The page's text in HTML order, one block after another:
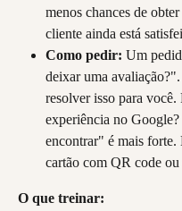
menos chances de
cliente ainda está
Como pedir: Um
deixar uma
resolver isso para
experiência no Google?
encontrar" é mais
cartão com QR code
O que treinar: